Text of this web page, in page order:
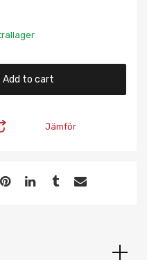
Add to cart
Jämför